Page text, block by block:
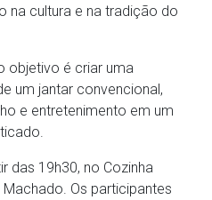
na cultura e na tradição do
objetivo é criar uma
um jantar convencional,
e entretenimento em um
das 19h30, no Cozinha
Os participantes